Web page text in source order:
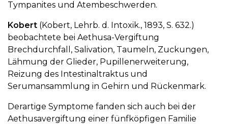
Tympanites und Atembeschwerden.
Kobert (Kobert, Lehrb. d. Intoxik., 1893, S. 632.)
beobachtete bei Aethusa-Vergiftung
Brechdurchfall, Salivation, Taumeln, Zuckungen,
Lähmung der Glieder, Pupillenerweiterung,
Reizung des Intestinaltraktus und
Serumansammlung in Gehirn und Rückenmark.
Derartige Symptome fanden sich auch bei der
Aethusavergiftung einer fünfköpfigen Familie